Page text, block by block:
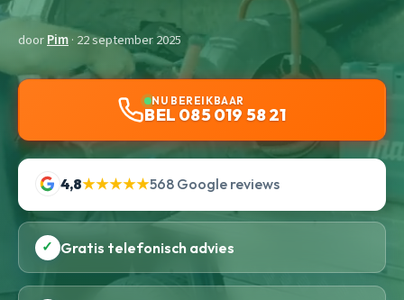
doorPim· 22 september 2025
NU BEREIKBAAR
BEL 085 019 58 21
4,8★★★★★568 Google reviews
✓ Gratis telefonisch advies